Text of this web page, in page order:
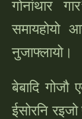
गोनांथार
समायहोयो
नुजाफ्लायो।
बेबादि गोजौ
ईसोरनि